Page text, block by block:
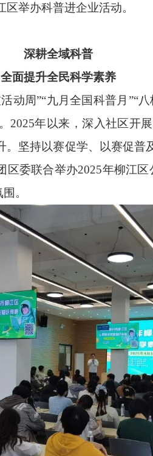
区举办科普进企业活动。
深耕全域科普
全面提升全民科学素养
周”“九月全国科普月”“
年以来，深入社区开
坚持以赛促学、以赛促
委联合举办2025年柳江
。